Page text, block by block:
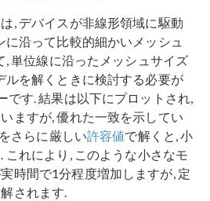
, デバイスが非線形領域に駆動
に沿って比較的細かいメッシュ
, 単位線に沿ったメッシュサイズ
ルを解くときに検討する必要が
です. 結果は以下にプロットされ,
ますが, 優れた一致を示してい
さらに厳しい許容値で解くと, 小
これにより, このような小さなモ
時間で1分程度増加しますが, 定
されます.